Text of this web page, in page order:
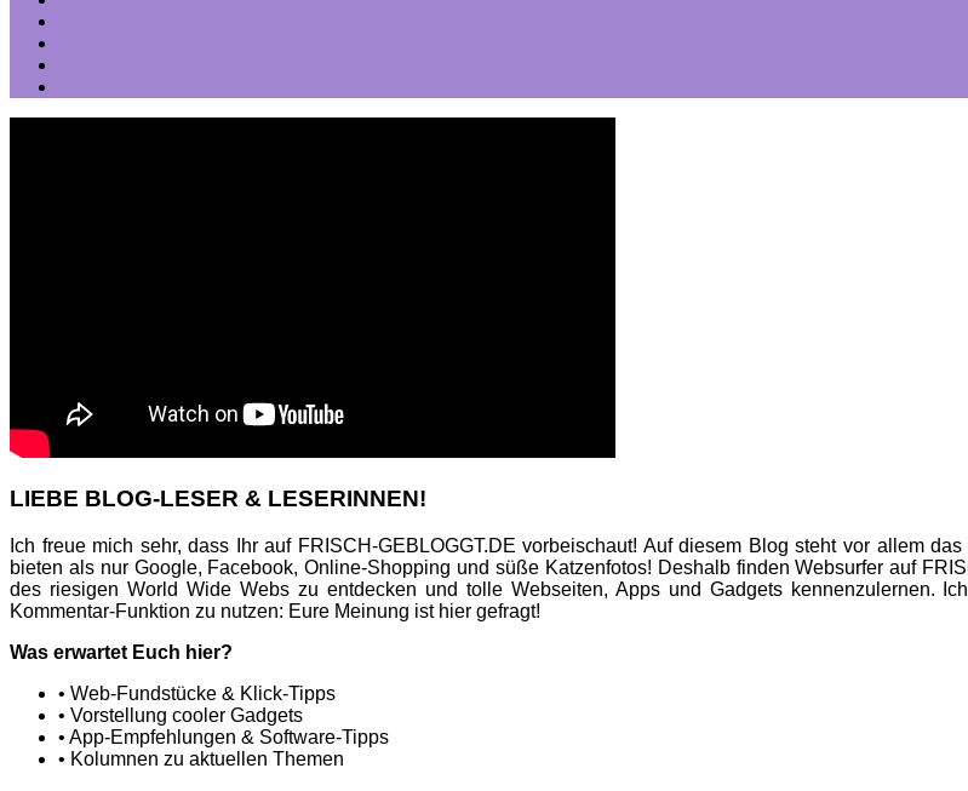
LIEBE BLOG-LESER & LESERINNEN!
Ich freue mich sehr, dass Ihr auf FRISCH-GEBLOGGT.DE vorbeischaut! Auf diesem Blog steht vor allem das
bieten als nur Google, Facebook, Online-Shopping und süße Katzenfotos! Deshalb finden Websurfer auf
des riesigen World Wide Webs zu entdecken und tolle Webseiten, Apps und Gadgets kennenzulernen.
Kommentar-Funktion zu nutzen: Eure Meinung ist hier gefragt!
Was erwartet Euch hier?
• Web-Fundstücke & Klick-Tipps
• Vorstellung cooler Gadgets
• App-Empfehlungen & Software-Tipps
• Kolumnen zu aktuellen Themen